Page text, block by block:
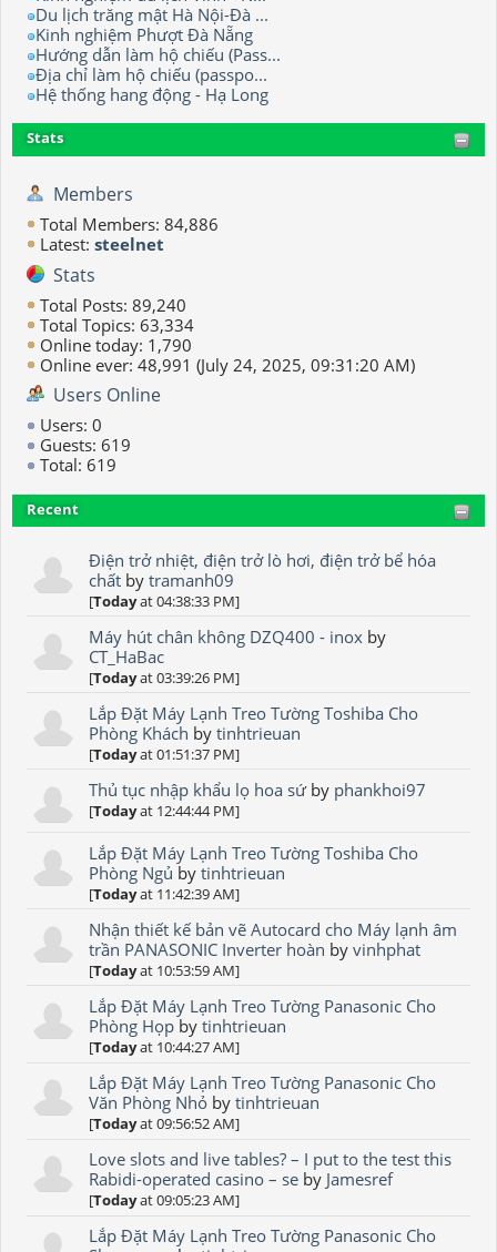
Du lịch trăng mật Hà Nội-Đà ...
Kinh nghiệm Phượt Đà Nẵng
Hướng dẫn làm hộ chiếu (Pass...
Địa chỉ làm hộ chiếu (passpo...
Hệ thống hang động - Hạ Long
Stats
Members
Total Members: 84,886
Latest: steelnet
Stats
Total Posts: 89,240
Total Topics: 63,334
Online today: 1,790
Online ever: 48,991 (July 24, 2025, 09:31:20 AM)
Users Online
Users: 0
Guests: 619
Total: 619
Recent
Điện trở nhiệt, điện trở lò hơi, điện trở bể hóa
chất bytramanh09
[Todayat 04:38:33 PM]
Máy hút chân không DZQ400 - inox by
CT_HaBac
[Todayat 03:39:26 PM]
Lắp Đặt Máy Lạnh Treo Tường Toshiba Cho
Phòng Khách bytinhtrieuan
[Todayat 01:51:37 PM]
Thủ tục nhập khẩu lọ hoa sứby phankhoi97
[Todayat 12:44:44 PM]
Lắp Đặt Máy Lạnh Treo Tường Toshiba Cho
Phòng Ngủ bytinhtrieuan
[Todayat 11:42:39 AM]
Nhận thiết kế bản vẽ Autocard cho Máy lạnh âm
trần PANASONIC Inverter hoàn byvinhphat
[Todayat 10:53:59 AM]
Lắp Đặt Máy Lạnh Treo Tường Panasonic Cho
Phòng Họp bytinhtrieuan
[Todayat 10:44:27 AM]
Lắp Đặt Máy Lạnh Treo Tường Panasonic Cho
Văn Phòng Nhỏ bytinhtrieuan
[Todayat 09:56:52 AM]
Love slots and live tables? – I put to the test this
Rabidi-operated casino – se by Jamesref
[Todayat 09:05:23 AM]
Lắp Đặt Máy Lạnh Treo Tường Panasonic Cho